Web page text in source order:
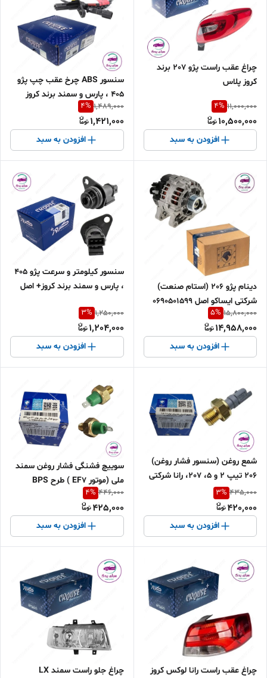
چراغ عقب راست پژو 207 برند
کروز پلاس
11,000,000
4%
10,500,000
افزودن به سبد
سنسور ABS چرخ عقب چپ پژو
405 ، پارس و سمند برند کروز
پلاس اصل
1,489,000
4%
1,421,000
افزودن به سبد
دینام پژو 206 (استام صنعت)
شرکتی ایساکو اصل 0690501599
15,800,000
5%
14,958,000
افزودن به سبد
سنسور کیلومتر و سرعت پژو 405
، پارس و سمند برند کروز+ اصل
1,250,000
3%
1,204,000
افزودن به سبد
شمع روغن (سنسور فشار روغن)
206 تیپ 2 و 5، 207، رانا شرکتی
ایساکو اصل 0920301699
435,000
3%
420,000
افزودن به سبد
سوییچ فشنگی فشار روغن سمند
ملی (موتور EF7 ) طرح BPS
شرکتی ایساکو اصل 0920303099
446,000
4%
425,000
افزودن به سبد
چراغ عقب راست رانا لوکس کروز
چراغ جلو راست سمند LX